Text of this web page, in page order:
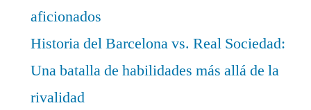
aficionados
Historia del Barcelona vs. Real Sociedad:
Una batalla de habilidades más allá de la
rivalidad